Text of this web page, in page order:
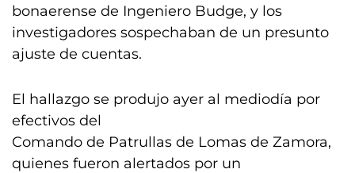
bonaerense de Ingeniero Budge, y los
investigadores sospechaban de un presunto
ajuste de cuentas.
El hallazgo se produjo ayer al mediodía por
efectivos del
Comando de Patrullas de Lomas de Zamora,
quienes fueron alertados por un